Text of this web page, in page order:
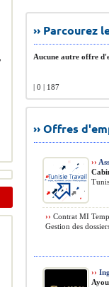
››
Aucune autre offre
| 0 | 187
›› Offres
››
›› Contrat MI
Gestion des
››